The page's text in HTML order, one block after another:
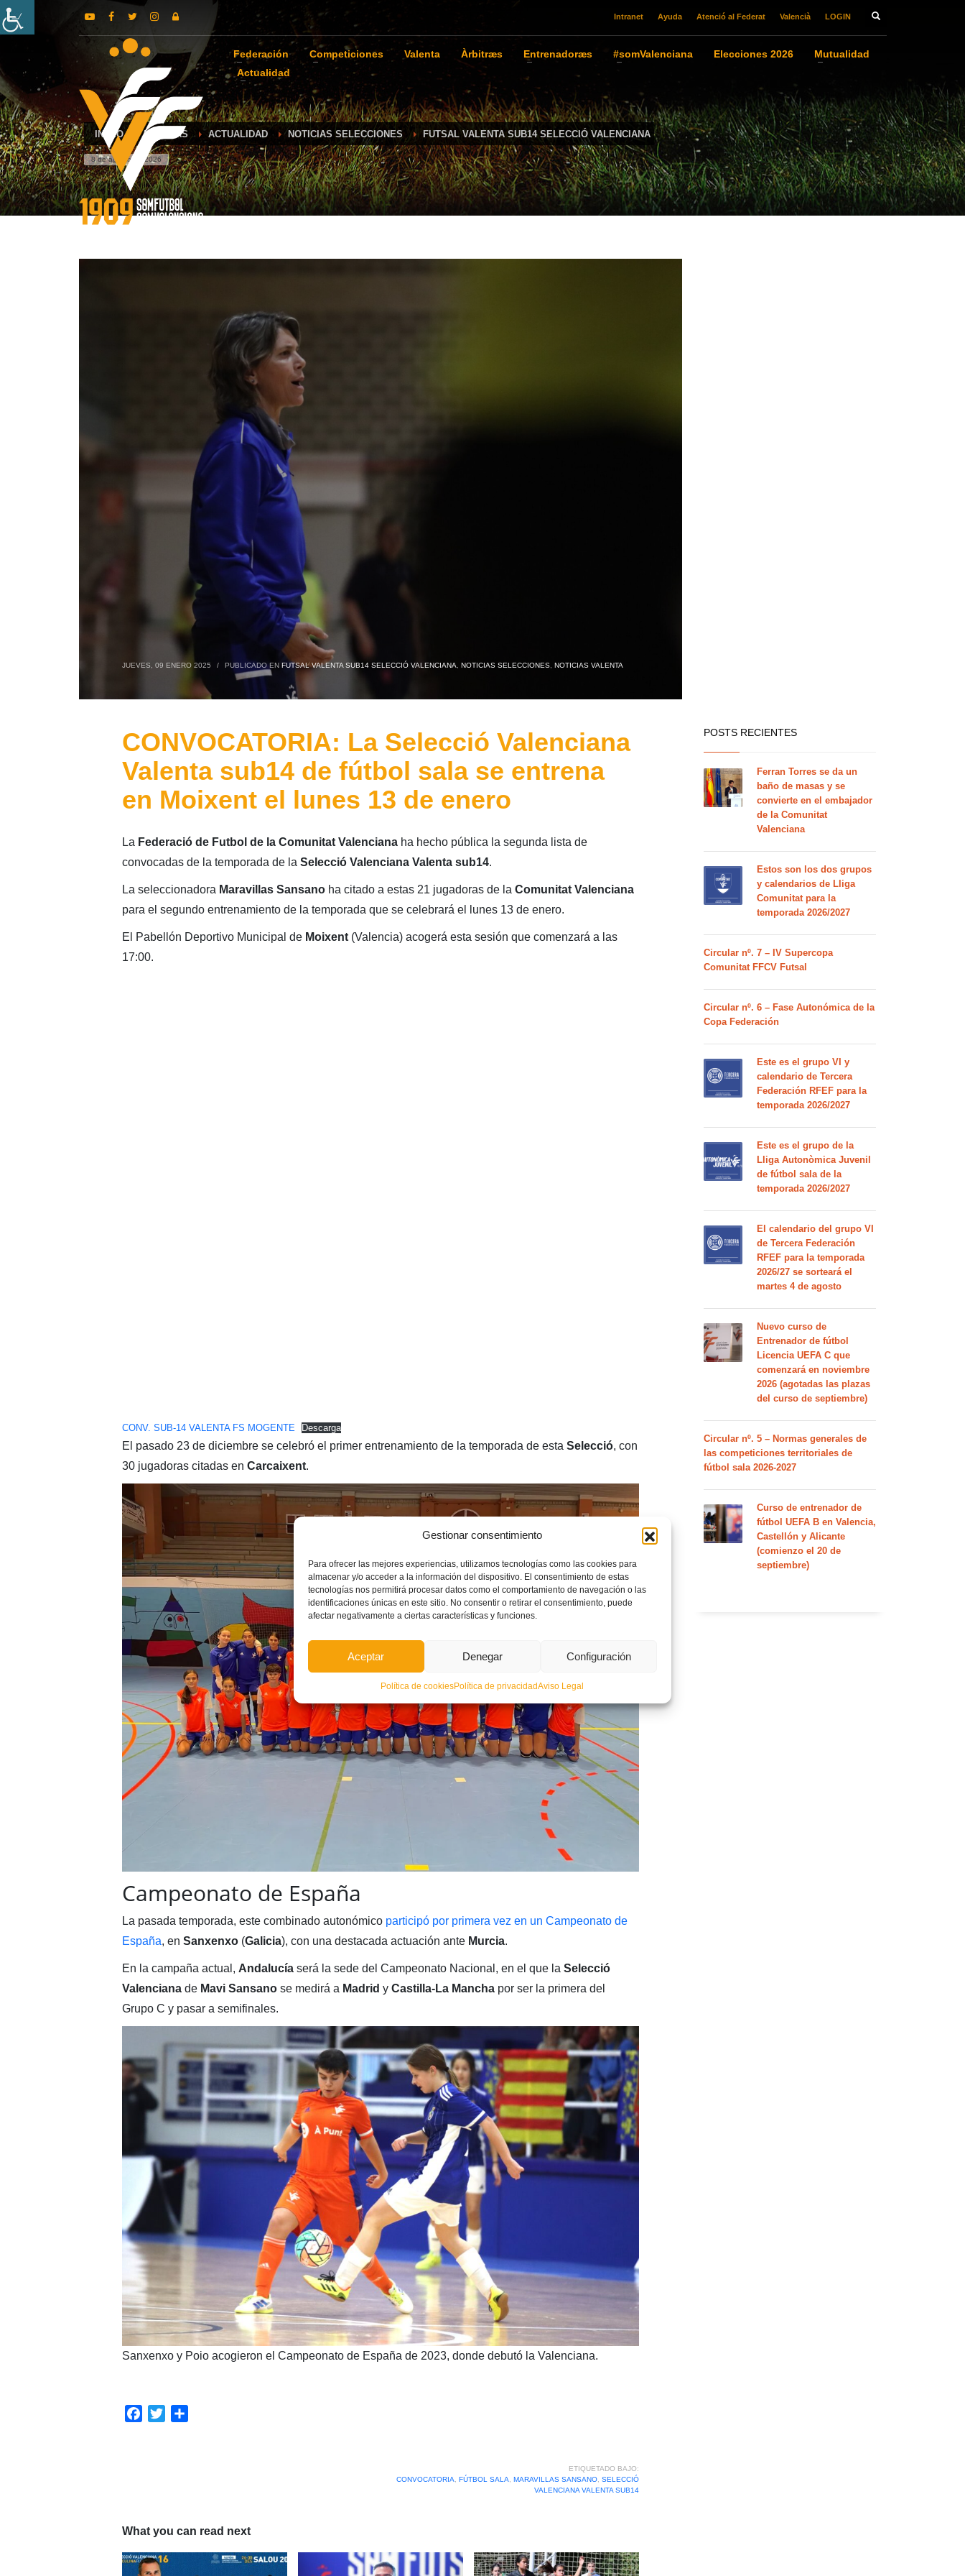
Gestionar consentimiento
Para ofrecer las mejores experiencias, utilizamos tecnologías como las cookies para
almacenar y/o acceder a la información del dispositivo. El consentimiento de estas
tecnologías nos permitirá procesar datos como el comportamiento de navegación o las
identificaciones únicas en este sitio. No consentir o retirar el consentimiento, puede
afectar negativamente a ciertas características y funciones.
Aceptar Denegar Configuración
Política de cookiesPolítica de privacidadAviso Legal
Intranet Ayuda Atenció al Federat Valencià LOGIN
Federación Competiciones Valenta Àrbitræs Entrenadoræs #somValenciana Elecciones 2026
Mutualidad
Actualidad
INICIO NOTICIAS ACTUALIDAD NOTICIAS SELECCIONES FUTSAL VALENTA SUB14 SELECCIÓ VALENCIANA
8 de agosto de 2026
JUEVES, 09 ENERO 2025 / PUBLICADO EN FUTSAL VALENTA SUB14 SELECCIÓ VALENCIANA NOTICIAS SELECCIONES, NOTICIAS VALENTA
CONVOCATORIA: La Selecció Valenciana
Valenta sub14 de fútbol sala se entrena
en Moixent el lunes 13 de enero
La Federació de Futbol de la Comunitat Valenciana ha hecho pública la segunda lista de
convocadas de la temporada de la Selecció Valenciana Valenta sub14.
La seleccionadora Maravillas Sansanoha citado a estas 21 jugadoras de la Comunitat Valenciana
para el segundo entrenamiento de la temporada que se celebrará el lunes 13 de enero.
El Pabellón Deportivo Municipal de Moixent(Valencia) acogerá esta sesión que comenzará a las
17:00.
CONV. SUB-14 VALENTA FS MOGENTE Descarga
El pasado 23 de diciembre se celebró el primer entrenamiento de la temporada de esta Selecció, con
30 jugadoras citadas en Carcaixent.
Campeonato de España
La pasada temporada, este combinado autonómico participó por primera vez en un Campeonato de
España, en Sanxenxo(Galicia), con una destacada actuación ante Murcia.
En la campaña actual, Andalucíaserá la sede del Campeonato Nacional, en el que la Selecció
Valenciana de Mavi Sansano se medirá a Madrid y Castilla-La Manchapor ser la primera del
Grupo C y pasar a semifinales.
Sanxenxo y Poio acogieron el Campeonato de España de 2023, donde debutó la Valenciana.
Facebook
Twitter
ETIQUETADO BAJO:
CONVOCATORIA, FÚTBOL SALA, MARAVILLAS SANSANO, SELECCIÓ
VALENCIANA VALENTA SUB14
What you can read next
POSTS RECIENTES
Ferran Torres se da un
baño de masas y se
convierte en el embajador
de la Comunitat
Valenciana
Estos son los dos grupos
y calendarios de Lliga
Comunitat para la
temporada 2026/2027
Circular nº. 7 – IV Supercopa
Comunitat FFCV Futsal
Circular nº. 6 – Fase Autonómica de la
Copa Federación
Este es el grupo VI y
calendario de Tercera
Federación RFEF para la
temporada 2026/2027
Este es el grupo de la
Lliga Autonòmica Juvenil
de fútbol sala de la
temporada 2026/2027
El calendario del grupo VI
de Tercera Federación
RFEF para la temporada
2026/27 se sorteará el
martes 4 de agosto
Nuevo curso de
Entrenador de fútbol
Licencia UEFA C que
comenzará en noviembre
2026 (agotadas las plazas
del curso de septiembre)
Circular nº. 5 – Normas generales de
las competiciones territoriales de
fútbol sala 2026-2027
Curso de entrenador de
fútbol UEFA B en Valencia,
Castellón y Alicante
(comienzo el 20 de
septiembre)